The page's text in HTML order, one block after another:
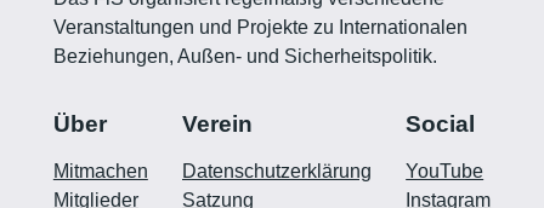
Veranstaltungen und Projekte zu Internationalen
Beziehungen, Außen- und Sicherheitspolitik.
Über
Mitmachen
Mitglieder
Verein
Datenschutzerklärung
Satzung
Social
YouTube
Instagram